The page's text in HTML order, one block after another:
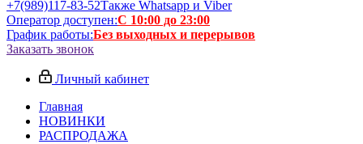
+7(989)117-83-52Также Whatsapp и Viber
Оператор доступен:С 10:00 до 23:00
График работы:Без выходных и перерывов
Заказать звонок
Личный кабинет
Главная
НОВИНКИ
РАСПРОДАЖА